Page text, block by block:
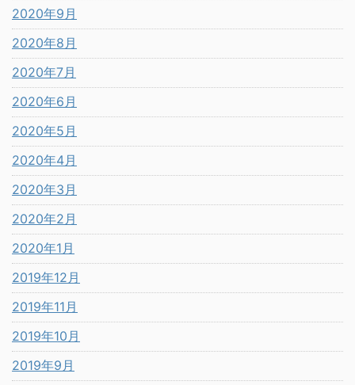
2020年9月
2020年8月
2020年7月
2020年6月
2020年5月
2020年4月
2020年3月
2020年2月
2020年1月
2019年12月
2019年11月
2019年10月
2019年9月